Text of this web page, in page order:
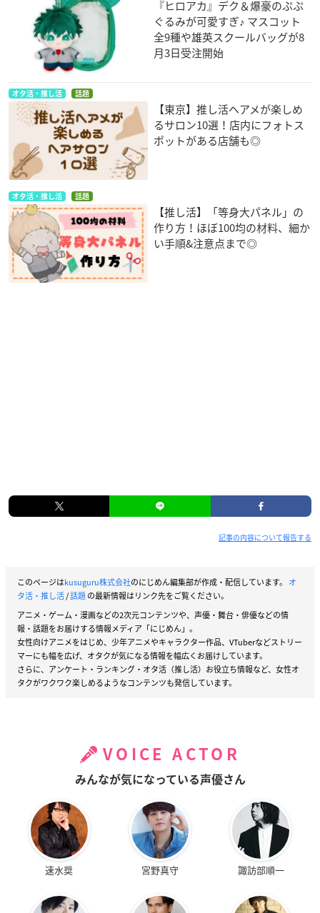
『ヒロアカ』デク＆爆豪のぷぷ
ぐるみが可愛すぎ♪ マスコット
全9種や雄英スクールバッグが8
月3日受注開始
オタ活・推し活 話題
【東京】推し活ヘアメが楽しめ
るサロン10選！店内にフォトス
ポットがある店舗も◎
オタ活・推し活 話題
【推し活】「等身大パネル」の
作り方！ほぼ100均の材料、細か
い手順&注意点まで◎
記事の内容について報告する
このページはkusuguru株式会社のにじめん編集部が作成・配信しています。 オ
タ活・推し活/話題の最新情報はリンク先をご覧ください。
アニメ・ゲーム・漫画などの2次元コンテンツや、声優・舞台・俳優などの情
報・話題をお届けする情報メディア「にじめん」。
女性向けアニメをはじめ、少年アニメやキャラクター作品、VTuberなどストリー
マーにも幅を広げ、オタクが気になる情報を幅広くお届けしています。
さらに、アンケート・ランキング・オタ活（推し活）お役立ち情報など、女性オ
タクがワクワク楽しめるようなコンテンツも発信しています。
VOICE ACTOR
みんなが気になっている声優さん
速水奨 宮野真守 諏訪部順一